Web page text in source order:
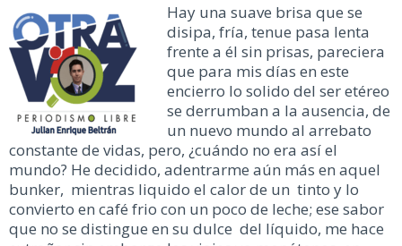
Hay una suave brisa que se
disipa, fría, tenue pasa lenta
frente a él sin prisas, pareciera
que para mis días en este
encierro lo solido del ser etéreo
se derrumban a la ausencia, de
un nuevo mundo al arrebato
constante de vidas, pero, ¿cuándo no era así el
mundo? He decidido, adentrarme aún más en aquel
bunker, mientras liquido el calor de un tinto y lo
convierto en café frio con un poco de leche; ese sabor
que no se distingue en su dulce del líquido, me hace